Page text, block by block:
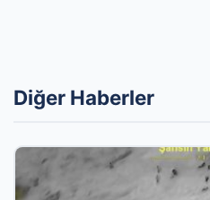
Diğer Haberler